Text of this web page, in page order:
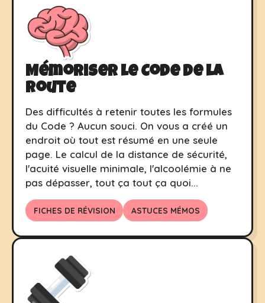
Mémoriser le Code de la
route
Des difficultés à retenir toutes les formules
du Code ? Aucun souci. On vous a créé un
endroit où tout est résumé en une seule
page. Le calcul de la distance de sécurité,
l'acuité visuelle minimale, l'alcoolémie à ne
pas dépasser, tout ça tout ça quoi...
FICHES DE RÉVISION ASTUCES MÉMOS